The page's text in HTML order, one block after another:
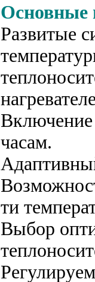
Основные
Развитые
Включение
часам.
ти
Выбор